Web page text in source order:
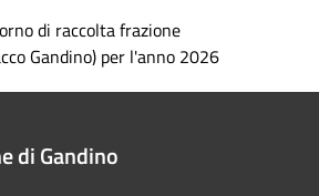
di raccolta frazione
Gandino) per l'anno 2026
di Gandino